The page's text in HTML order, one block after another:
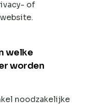
of
welke
worden
noodzakelijke